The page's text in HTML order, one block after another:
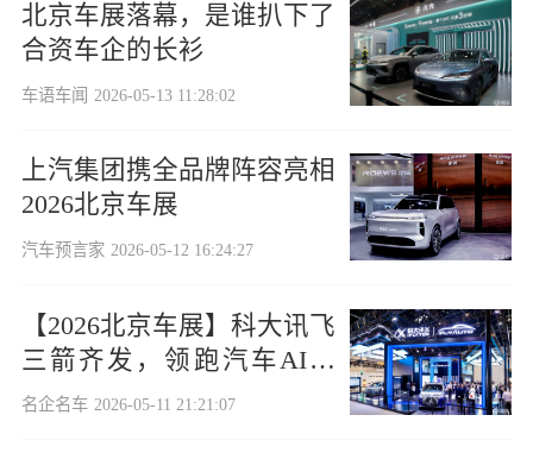
北京车展落幕，是谁扒下了
合资车企的长衫
车语车闻 2026-05-13 11:28:02
上汽集团携全品牌阵容亮相
2026北京车展
汽车预言家 2026-05-12 16:24:27
【2026北京车展】科大讯飞
三箭齐发，领跑汽车AI新
时代
名企名车 2026-05-11 21:21:07